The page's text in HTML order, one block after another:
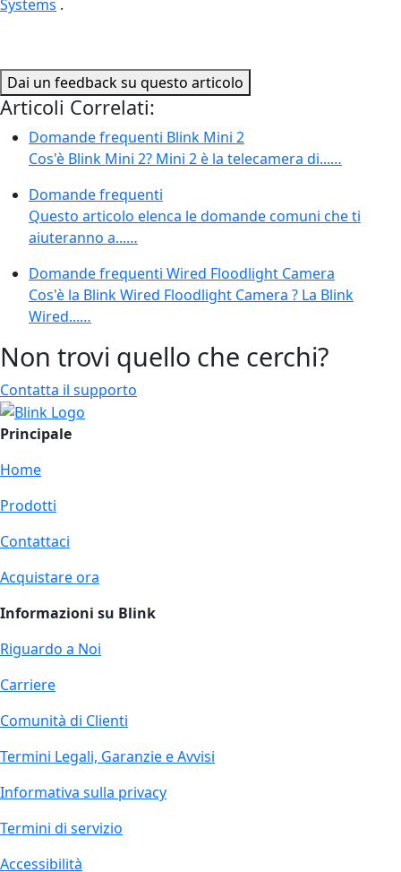
Systems .
Dai un feedback su questo articolo
Articoli Correlati:
Domande frequenti Blink Mini 2
Cos'è Blink Mini 2? Mini 2 è la telecamera di...…
Domande frequenti
Questo articolo elenca le domande comuni che ti
aiuteranno a...…
Domande frequenti Wired Floodlight Camera
Cos'è la Blink Wired Floodlight Camera ? La Blink
Wired...…
Non trovi quello che cerchi?
Contatta il supporto
Principale
Home
Prodotti
Contattaci
Acquistare ora
Informazioni su Blink
Riguardo a Noi
Carriere
Comunità di Clienti
Termini Legali, Garanzie e Avvisi
Informativa sulla privacy
Termini di servizio
Accessibilità